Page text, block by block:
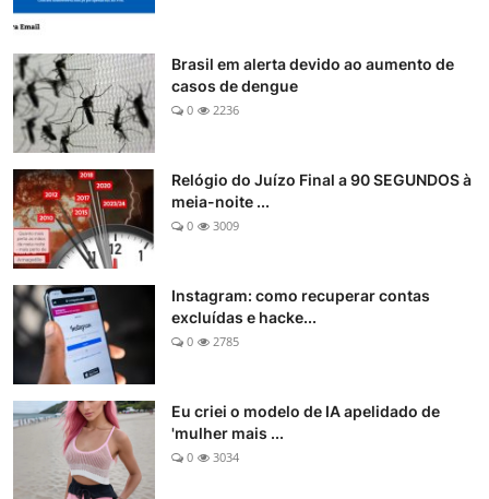
Brasil em alerta devido ao aumento de
casos de dengue
0 2236
Relógio do Juízo Final a 90 SEGUNDOS à
meia-noite ...
0 3009
Instagram: como recuperar contas
excluídas e hacke...
0 2785
Eu criei o modelo de IA apelidado de
'mulher mais ...
0 3034